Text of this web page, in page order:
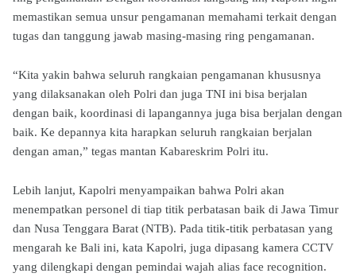
memastikan semua unsur pengamanan memahami terkait dengan
tugas dan tanggung jawab masing-masing ring pengamanan.
“Kita yakin bahwa seluruh rangkaian pengamanan khususnya
yang dilaksanakan oleh Polri dan juga TNI ini bisa berjalan
dengan baik, koordinasi di lapangannya juga bisa berjalan dengan
baik. Ke depannya kita harapkan seluruh rangkaian berjalan
dengan aman,” tegas mantan Kabareskrim Polri itu.
Lebih lanjut, Kapolri menyampaikan bahwa Polri akan
menempatkan personel di tiap titik perbatasan baik di Jawa Timur
dan Nusa Tenggara Barat (NTB). Pada titik-titik perbatasan yang
mengarah ke Bali ini, kata Kapolri, juga dipasang kamera CCTV
yang dilengkapi dengan pemindai wajah alias face recognition.